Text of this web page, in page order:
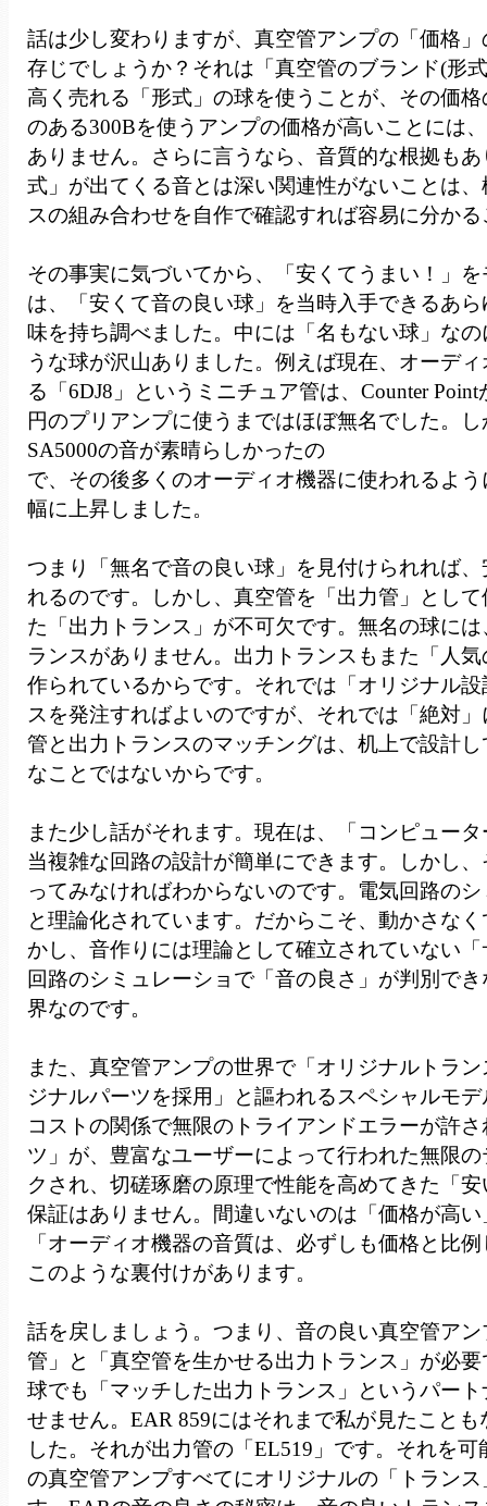
話は少し変わりますが、真空管アンプの「価格
存じでしょうか？それは「真空管のブランド(形
高く売れる「形式」の球を使うことが、その価
のある300Bを使うアンプの価格が高いことには
ありません。さらに言うなら、音質的な根拠も
式」が出てくる音とは深い関連性がないことは
スの組み合わせを自作で確認すれば容易に分か
その事実に気づいてから、「安くてうまい！」
は、「安くて音の良い球」を当時入手できるあ
味を持ち調べました。中には「名もない球」な
うな球が沢山ありました。例えば現在、オーデ
る「6DJ8」というミニチュア管は、Counter
円のプリアンプに使うまではほぼ無名でした。
SA5000の音が素晴らしかったの
で、その後多くのオーディオ機器に使われるよ
幅に上昇しました。
つまり「無名で音の良い球」を見付けられれば
れるのです。しかし、真空管を「出力管」とし
た「出力トランス」が不可欠です。無名の球に
ランスがありません。出力トランスもまた「人
作られているからです。それでは「オリジナル
スを発注すればよいのですが、それでは「絶対
管と出力トランスのマッチングは、机上で設計
なことではないからです。
また少し話がそれます。現在は、「コンピュー
当複雑な回路の設計が簡単にできます。しかし
ってみなければわからないのです。電気回路の
と理論化されています。だからこそ、動かさな
かし、音作りには理論として確立されていない
回路のシミュレーショで「音の良さ」が判別で
界なのです。
また、真空管アンプの世界で「オリジナルトラ
ジナルパーツを採用」と謳われるスペシャルモ
コストの関係で無限のトライアンドエラーが許
ツ」が、豊富なユーザーによって行われた無限
クされ、切磋琢磨の原理で性能を高めてきた「
保証はありません。間違いないのは「価格が高
「オーディオ機器の音質は、必ずしも価格と比
このような裏付けがあります。
話を戻しましょう。つまり、音の良い真空管ア
管」と「真空管を生かせる出力トランス」が必
球でも「マッチした出力トランス」というパー
せません。EAR 859にはそれまで私が見たこと
した。それが出力管の「EL519」です。それを
の真空管アンプすべてにオリジナルの「トラン